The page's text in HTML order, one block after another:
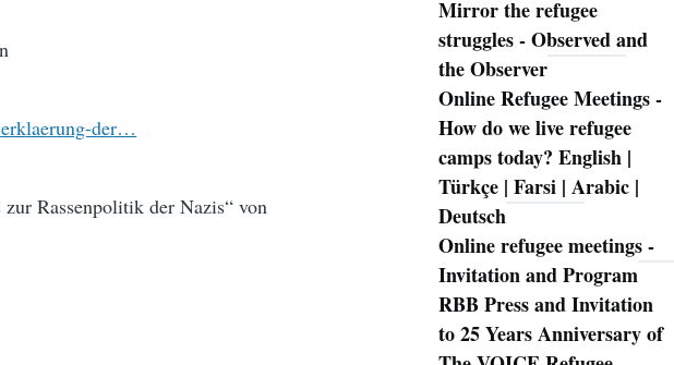
der…
Rassenpolitik der Nazis“ von
Mirror the refugee
struggles - Observed and
the Observer
Online Refugee Meetings -
How do we live refugee
camps today? English |
Türkçe | Farsi | Arabic |
Deutsch
Online refugee meetings -
Invitation and Program
RBB Press and Invitation
to 25 Years Anniversary of